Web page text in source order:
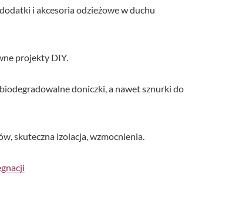
i akcesoria odzieżowe w duchu
projekty DIY.
doniczki, a nawet sznurki do
skuteczna izolacja, wzmocnienia.